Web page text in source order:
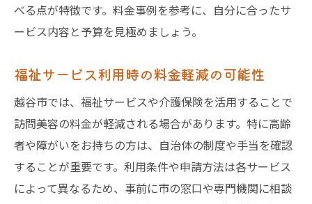
べる点が特徴です。料金事例を参考に、自分に合ったサ
ービス内容と予算を見極めましょう。
福祉サービス利用時の料金軽減の可能性
越谷市では、福祉サービスや介護保険を活用することで
訪問美容の料金が軽減される場合があります。特に高齢
者や障がいをお持ちの方は、自治体の制度や手当を確認
することが重要です。利用条件や申請方法は各サービス
によって異なるため、事前に市の窓口や専門機関に相談